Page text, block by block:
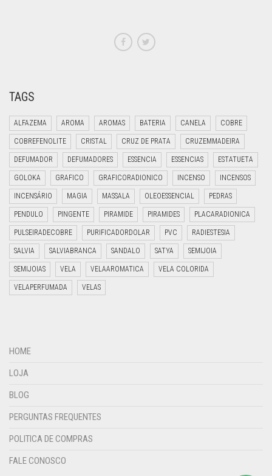
TAGS
ALFAZEMA AROMA AROMAS BATERIA CANELA COBRE
COBREFENOLITE CRISTAL CRUZ DE PRATA CRUZEMMADEIRA
DEFUMADOR DEFUMADORES ESSENCIA ESSENCIAS ESTATUETA
GOLOKA GRAFICO GRAFICORADIONICO INCENSO INCENSOS
INCENSÁRIO MAGIA MASSALA OLEOESSENCIAL PEDRAS
PENDULO PINGENTE PIRAMIDE PIRAMIDES PLACARADIONICA
PULSEIRADECOBRE PURIFICADORDOLAR PVC RADIESTESIA
SALVIA SALVIABRANCA SANDALO SATYA SEMIJOIA
SEMIJOIAS VELA VELAAROMATICA VELA COLORIDA
VELAPERFUMADA VELAS
HOME
LOJA
BLOG
PERGUNTAS FREQUENTES
POLITICA DE COMPRAS
FALE CONOSCO